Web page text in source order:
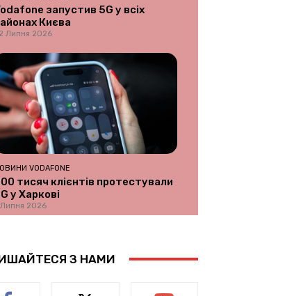
запустив 5G у всіх
Києва
Липня 2026
VODAFONE
тисяч клієнтів протестували
у Харкові
2026
З НАМИ